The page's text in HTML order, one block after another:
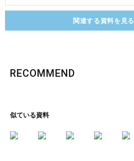
関連する資料を見る
RECOMMEND
似ている資料